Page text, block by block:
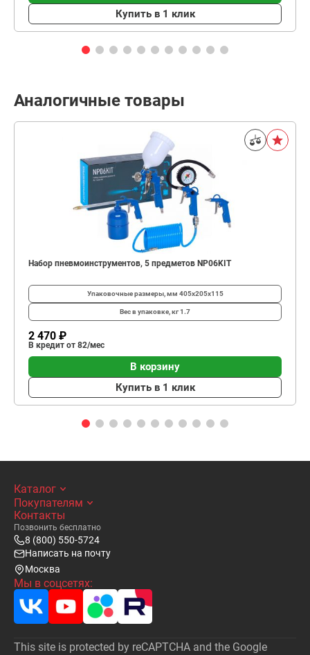
Купить в 1 клик
Аналогичные товары
Набор пневмоинструментов, 5 предметов NP06KIT
Упаковочные размеры, мм 405x205x115
Вес в упаковке, кг1.7
2 470 ₽
В кредит от 82/мес
В корзину
Купить в 1 клик
Каталог
Покупателям
Контакты
Позвонить бесплатно
8 (800) 550-5724
Написать на почту
Москва
Мы в соцсетях:
This site is protected by reCAPTCHA and the Google